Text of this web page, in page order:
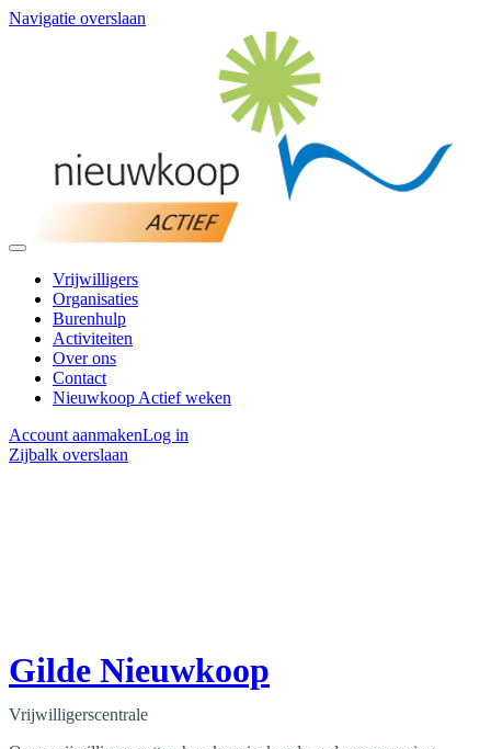
Navigatie overslaan
Vrijwilligers
Organisaties
Burenhulp
Activiteiten
Over ons
Contact
Nieuwkoop Actief weken
Account aanmakenLog in
Zijbalk overslaan
Gilde Nieuwkoop
Vrijwilligerscentrale